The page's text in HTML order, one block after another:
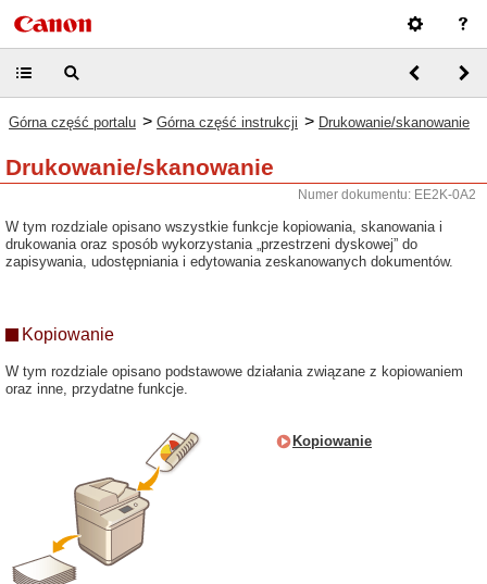
Górna część portalu > Górna część instrukcji > Drukowanie/skanowanie
Drukowanie/skanowanie
Numer dokumentu: EE2K-0A2
W tym rozdziale opisano wszystkie funkcje kopiowania, skanowania i
drukowania oraz sposób wykorzystania „przestrzeni dyskowej” do
zapisywania, udostępniania i edytowania zeskanowanych dokumentów.
Kopiowanie
W tym rozdziale opisano podstawowe działania związane z kopiowaniem
oraz inne, przydatne funkcje.
Kopiowanie